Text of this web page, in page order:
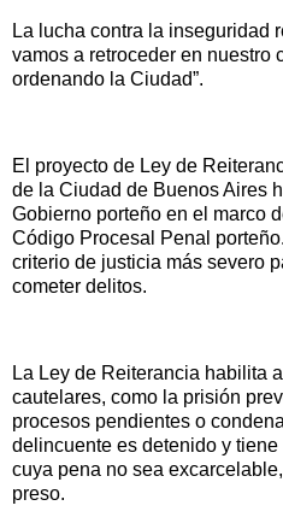
La lucha contra la inseguridad
vamos a retroceder en nuestro
ordenando la Ciudad”.
El proyecto de Ley de
de la Ciudad de Buenos Aires
Gobierno porteño en el marco
Código Procesal Penal
criterio de justicia más severo
cometer delitos.
La Ley de Reiterancia habilita
cautelares, como la prisión
procesos pendientes o
delincuente es detenido y
cuya pena no sea
preso.